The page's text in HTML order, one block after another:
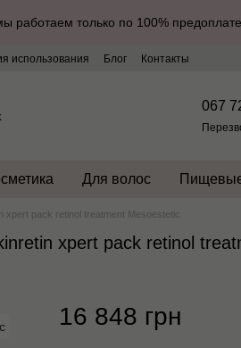
работаем только по 100% предоплате.
использования Блог Контакты
067
Для волос
xpert pack retinol treatment Mesoestetic
xpert pack retinol
16 848 грн